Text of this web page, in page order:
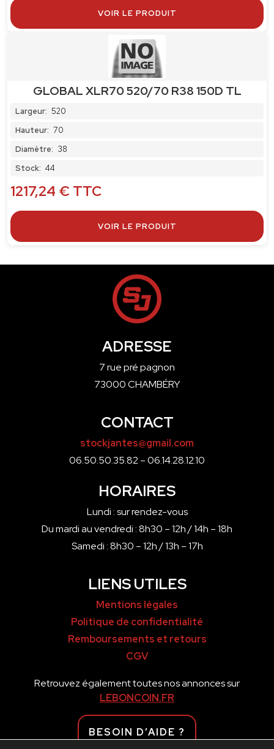
VOIR LE PRODUIT
GLOBAL XLR70 520/70 R38 150D TL
Largeur: 520
Hauteur: 70
Diamètre: 38
Stock: 44
1217,24 € TTC
VOIR LE PRODUIT
ADRESSE
7 rue pré pagnon
73000 CHAMBÉRY
CONTACT
stockjantes@gmail.com
06.50.50.35.82 – 06.14.28.12.10
HORAIRES
Lundi : sur rendez-vous
Du mardi au vendredi : 8h30 – 12h / 14h – 18h
Samedi : 8h30 – 12h / 13h – 17h
LIENS UTILES
Mentions légales
Politique de confidentialité
Remboursements et retours
CGV
Retrouvez également toutes nos annonces sur
LEBONCOIN.FR
BESOIN D’AIDE ?